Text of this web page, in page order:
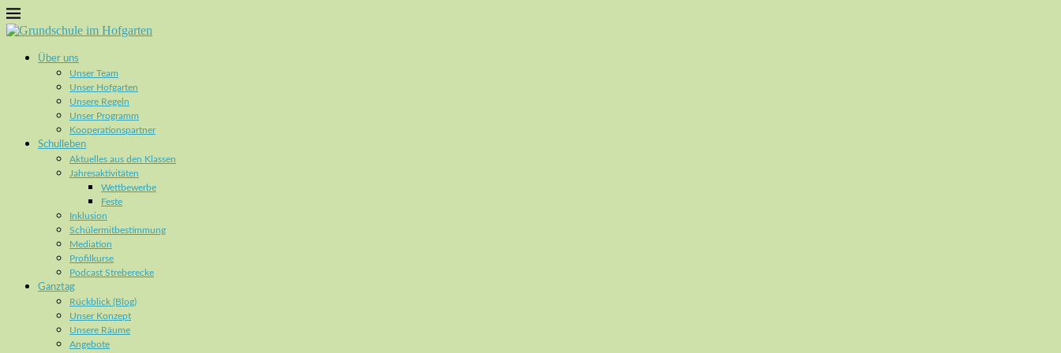
Über uns
Unser Team
Unser Hofgarten
Unsere Regeln
Unser Programm
Kooperationspartner
Schulleben
Aktuelles aus den Klassen
Jahresaktivitäten
Wettbewerbe
Feste
Inklusion
Schülermitbestimmung
Mediation
Profilkurse
Podcast Streberecke
Ganztag
Rückblick (Blog)
Unser Konzept
Unsere Räume
Angebote